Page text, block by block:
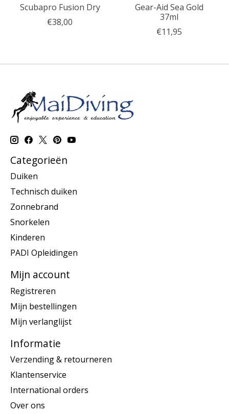
Scubapro Fusion Dry
€38,00
Gear-Aid Sea Gold
37ml
€11,95
Categorieën
Duiken
Technisch duiken
Zonnebrand
Snorkelen
Kinderen
PADI Opleidingen
Mijn account
Registreren
Mijn bestellingen
Mijn verlanglijst
Informatie
Verzending & retourneren
Klantenservice
International orders
Over ons